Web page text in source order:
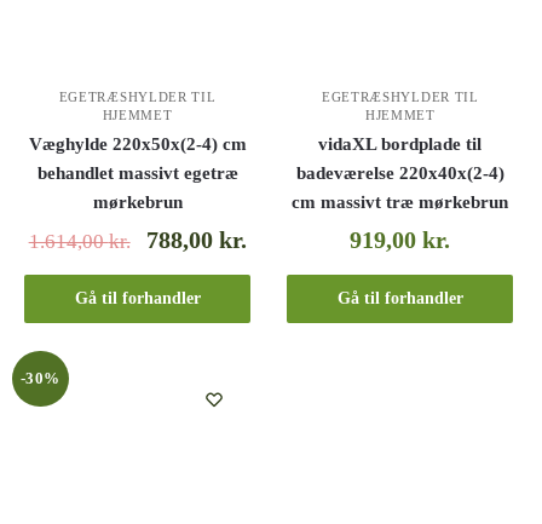
EGETRÆSHYLDER TIL
HJEMMET
Væghylde 220x50x(2-4) cm
behandlet massivt egetræ
mørkebrun
1.614,00kr. 788,00 kr.
Gå til forhandler
EGETRÆSHYLDER TIL
HJEMMET
vidaXL bordplade til
badeværelse 220x40x(2-4)
cm massivt træ mørkebrun
919,00kr.
Gå til forhandler
-30%